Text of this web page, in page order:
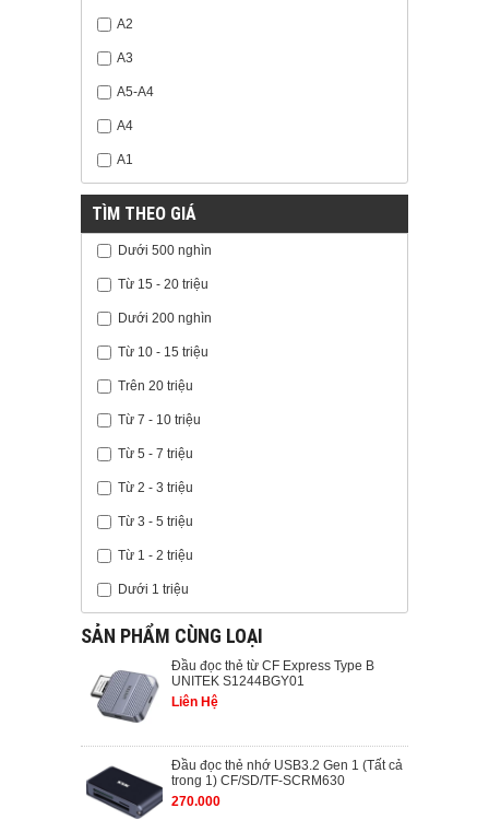
A2
A3
A5-A4
A4
A1
TÌM THEO GIÁ
Dưới 500 nghìn
Từ 15 - 20 triệu
Dưới 200 nghìn
Từ 10 - 15 triệu
Trên 20 triệu
Từ 7 - 10 triệu
Từ 5 - 7 triệu
Từ 2 - 3 triệu
Từ 3 - 5 triệu
Từ 1 - 2 triệu
Dưới 1 triệu
SẢN PHẨM CÙNG LOẠI
Đầu đọc thẻ từ CF Express Type B
UNITEK S1244BGY01
Liên Hệ
Đầu đọc thẻ nhớ USB3.2 Gen 1 (Tất cả
trong 1) CF/SD/TF-SCRM630
270.000